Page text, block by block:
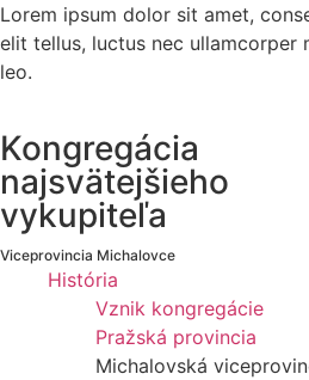
Lorem ipsum dolor sit amet,
elit tellus, luctus nec ullamcorper
leo.
Kongregácia
najsvätejšieho
vykupiteľa
Viceprovincia Michalovce
História
Vznik kongregácie
Pražská provincia
Michalovská